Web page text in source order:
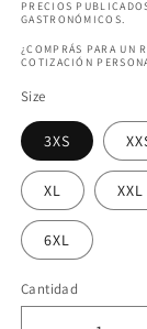
PRECIOS
GASTRONÓMICOS.
¿COMPRÁS PARA UN
COTIZACIÓN
Size
3XS
XL XXL
6XL
Cantidad
Cantidad